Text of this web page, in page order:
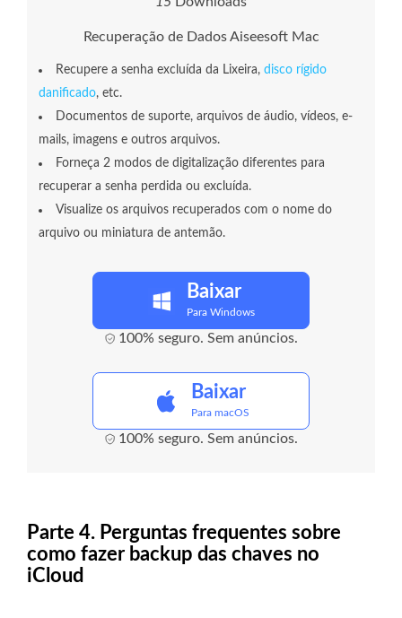
Recuperação de Dados Aiseesoft Mac
Recupere a senha excluída da Lixeira, disco rígido
danificado, etc.
Documentos de suporte, arquivos de áudio, vídeos, e-
mails, imagens e outros arquivos.
Forneça 2 modos de digitalização diferentes para
recuperar a senha perdida ou excluída.
Visualize os arquivos recuperados com o nome do
arquivo ou miniatura de antemão.
Baixar
Para Windows
100% seguro. Sem anúncios.
Baixar
Para macOS
100% seguro. Sem anúncios.
Parte 4. Perguntas frequentes sobre
como fazer backup das chaves no
iCloud